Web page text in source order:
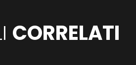
CORRELATI